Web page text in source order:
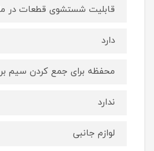
قابلیت شستشوی قطعات در
دارد
محفظه برای جمع كردن سیم
ندارد
لوازم جانبی